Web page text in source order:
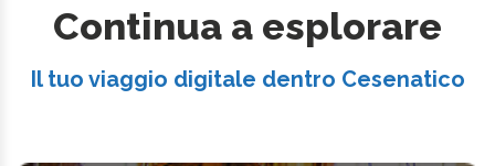
Continua a esplorare
Il tuo viaggio digitale dentro Cesenatico